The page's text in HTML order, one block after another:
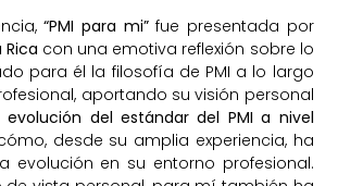
“PMI para mi”fue presentada por
Rica con una emotiva reflexión sobre lo
para él la filosofía de PMI a lo largo
aportando su visión personal
evolución del estándar del PMI a nivel
desde su amplia experiencia, ha
evolución en su entorno profesional.